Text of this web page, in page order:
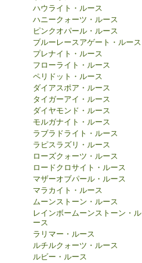
ハウライト・ルース
ハニークォーツ・ルース
ピンクオパール・ルース
ブルーレースアゲート・ルース
プレナイト・ルース
フローライト・ルース
ペリドット・ルース
ダイアスポア・ルース
タイガーアイ・ルース
ダイヤモンド・ルース
モルガナイト・ルース
ラブラドライト・ルース
ラピスラズリ・ルース
ローズクォーツ・ルース
ロードクロサイト・ルース
マザーオブパール・ルース
マラカイト・ルース
ムーンストーン・ルース
レインボームーンストーン・ル
ース
ラリマー・ルース
ルチルクォーツ・ルース
ルビー・ルース